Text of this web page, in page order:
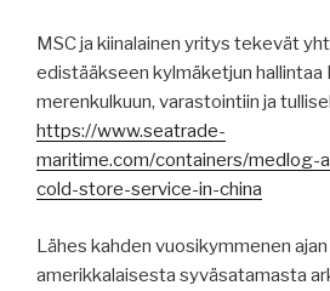
MSC ja kiinalainen yritys tekevät
edistääkseen kylmäketjun hallintaa
merenkulkuun, varastointiin ja
https://www.seatrade-
maritime.com/containers/medlog-
cold-store-service-in-china
Lähes kahden vuosikymmenen
amerikkalaisesta syväsatamasta